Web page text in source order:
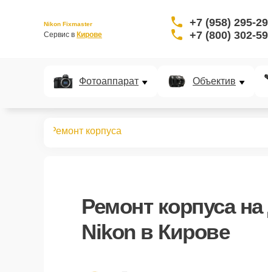
Nikon Fixmaster
Сервис в Кирове
+7 (958) 295-
+7 (800) 302-
Фотоаппарат Объектив
Ремонт корпуса
Ремонт корпусана
Nikon в Кирове